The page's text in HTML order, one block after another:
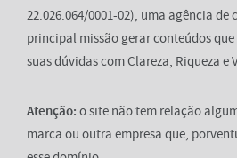
22.026.064/0001-02), uma agência
principal missão gerar conteúdos
suas dúvidas com Clareza, Riqueza e
Atenção: o site não tem relação
marca ou outra empresa que,